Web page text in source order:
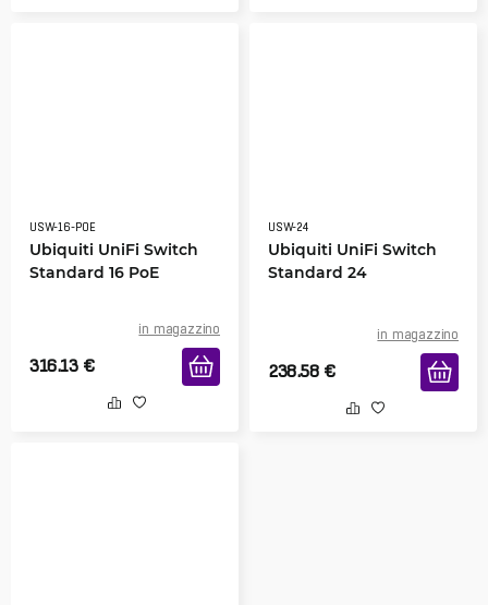
USW-16-POE
Ubiquiti UniFi Switch
Standard 16 PoE
in magazzino
316.13 €
USW-24
Ubiquiti UniFi Switch
Standard 24
in magazzino
238.58 €